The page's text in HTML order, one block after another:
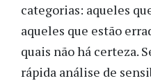
categorias: aqueles
aqueles que estão
quais não há certeza.
rápida análise de